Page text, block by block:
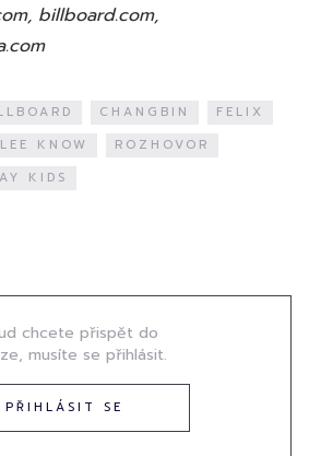
billboard.com,
CHANGBIN
FELIX
LEE KNOW
ROZHOVOR
KIDS
chcete přispět do
musíte se přihlásit.
PŘIHLÁSIT SE